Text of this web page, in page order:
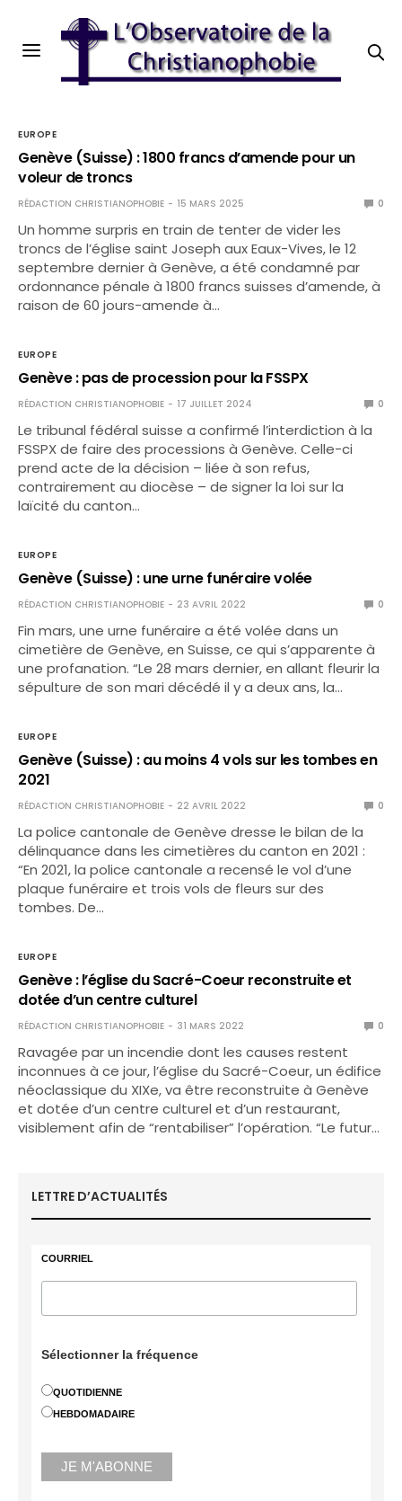
EUROPE
Genève (Suisse) : 1800 francs d’amende pour un
voleur de troncs
RÉDACTION CHRISTIANOPHOBIE 15 MARS 2025 0
Un homme surpris en train de tenter de vider les
troncs de l’église saint Joseph aux Eaux-Vives, le 12
septembre dernier à Genève, a été condamné par
ordonnance pénale à 1800 francs suisses d’amende, à
raison de 60 jours-amende à…
EUROPE
Genève : pas de procession pour la FSSPX
RÉDACTION CHRISTIANOPHOBIE 17 JUILLET 2024 0
Le tribunal fédéral suisse a confirmé l’interdiction à la
FSSPX de faire des processions à Genève. Celle-ci
prend acte de la décision – liée à son refus,
contrairement au diocèse – de signer la loi sur la
laïcité du canton…
EUROPE
Genève (Suisse) : une urne funéraire volée
RÉDACTION CHRISTIANOPHOBIE 23 AVRIL 2022 0
Fin mars, une urne funéraire a été volée dans un
cimetière de Genève, en Suisse, ce qui s’apparente à
une profanation. “Le 28 mars dernier, en allant fleurir la
sépulture de son mari décédé il y a deux ans, la…
EUROPE
Genève (Suisse) : au moins 4 vols sur les tombes en
2021
RÉDACTION CHRISTIANOPHOBIE 22 AVRIL 2022 0
La police cantonale de Genève dresse le bilan de la
délinquance dans les cimetières du canton en 2021 :
“En 2021, la police cantonale a recensé le vol d’une
plaque funéraire et trois vols de fleurs sur des
tombes. De…
EUROPE
Genève : l’église du Sacré-Coeur reconstruite et
dotée d’un centre culturel
RÉDACTION CHRISTIANOPHOBIE 31 MARS 2022 0
Ravagée par un incendie dont les causes restent
inconnues à ce jour, l’église du Sacré-Coeur, un édifice
néoclassique du XIXe, va être reconstruite à Genève
et dotée d’un centre culturel et d’un restaurant,
visiblement afin de “rentabiliser” l’opération. “Le futur…
LETTRE D’ACTUALITÉS
COURRIEL
Sélectionner la fréquence
QUOTIDIENNE
HEBDOMADAIRE